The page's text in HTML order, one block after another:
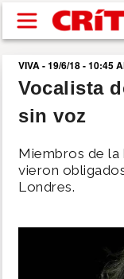
Pasar al contenido
buscar
SUCESOS
NACIONAL
VIVA - 19/6/18 - 10:45
Vocalista
sin voz
Miembros de la
vieron
Londres.